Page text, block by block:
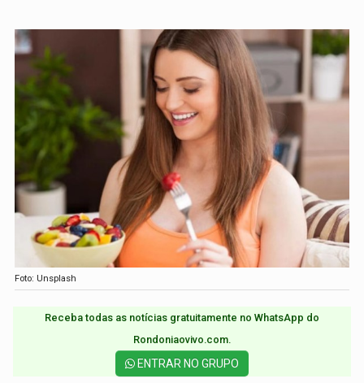
Foto: Unsplash
Receba todas as notícias gratuitamente no WhatsApp do
Rondoniaovivo.com.​
ENTRAR NO GRUPO